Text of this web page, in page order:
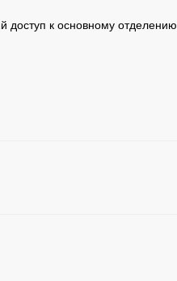
доступ к основному отделению